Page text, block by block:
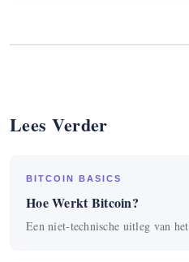
Lees Verder
BITCOIN BASICS
Hoe Werkt Bitcoin?
Een niet-technische uitleg van